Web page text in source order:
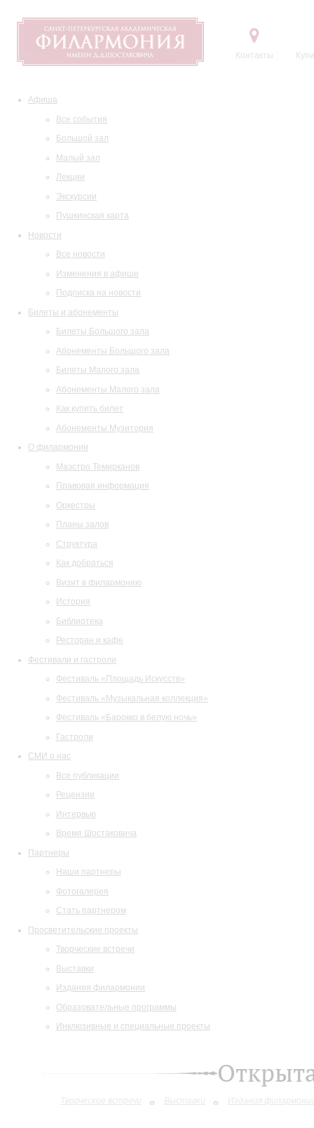
Контакты
Афиша
Все события
Большой зал
Малый зал
Лекции
Экскурсии
Пушкинская карта
Новости
Все новости
Изменения в афише
Подписка на новости
Билеты и абонементы
Билеты Большого зала
Абонементы Большого зала
Билеты Малого зала
Абонементы Малого зала
Как купить билет
Абонементы Музитория
О филармонии
Маэстро Темирканов
Правовая информация
Оркестры
Планы залов
Структура
Как добраться
Визит в филармонию
История
Библиотека
Ресторан и кафе
Фестивали и гастроли
Фестиваль «Площадь Искусств»
Фестиваль «Музыкальная коллекция»
Фестиваль «Барокко в белую ночь»
Гастроли
СМИ о нас
Все публикации
Рецензии
Интервью
Время Шостаковича
Партнеры
Наши партнеры
Фотогалерея
Стать партнером
Просветительские проекты
Творческие встречи
Выставки
Издания филармонии
Образовательные программы
Инклюзивные и специальные проекты
Творческие встречи Выставки Издания